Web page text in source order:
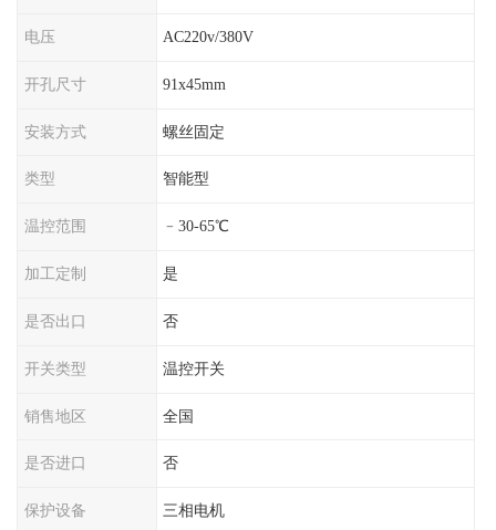
电压 AC220v/380V
开孔尺寸 91x45mm
安装方式 螺丝固定
类型 智能型
温控范围 ﹣30-65℃
加工定制 是
是否出口 否
开关类型 温控开关
销售地区 全国
是否进口 否
保护设备 三相电机